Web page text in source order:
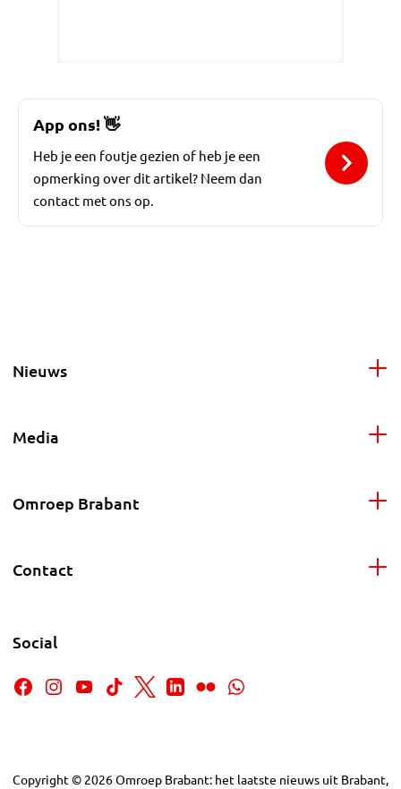
App ons!👋
Heb je een foutje gezien of heb je een
opmerking over dit artikel? Neem dan
contact met ons op.
Nieuws
Media
Omroep Brabant
Contact
Social
Copyright © 2026Omroep Brabant: het laatste nieuws uit Brabant,